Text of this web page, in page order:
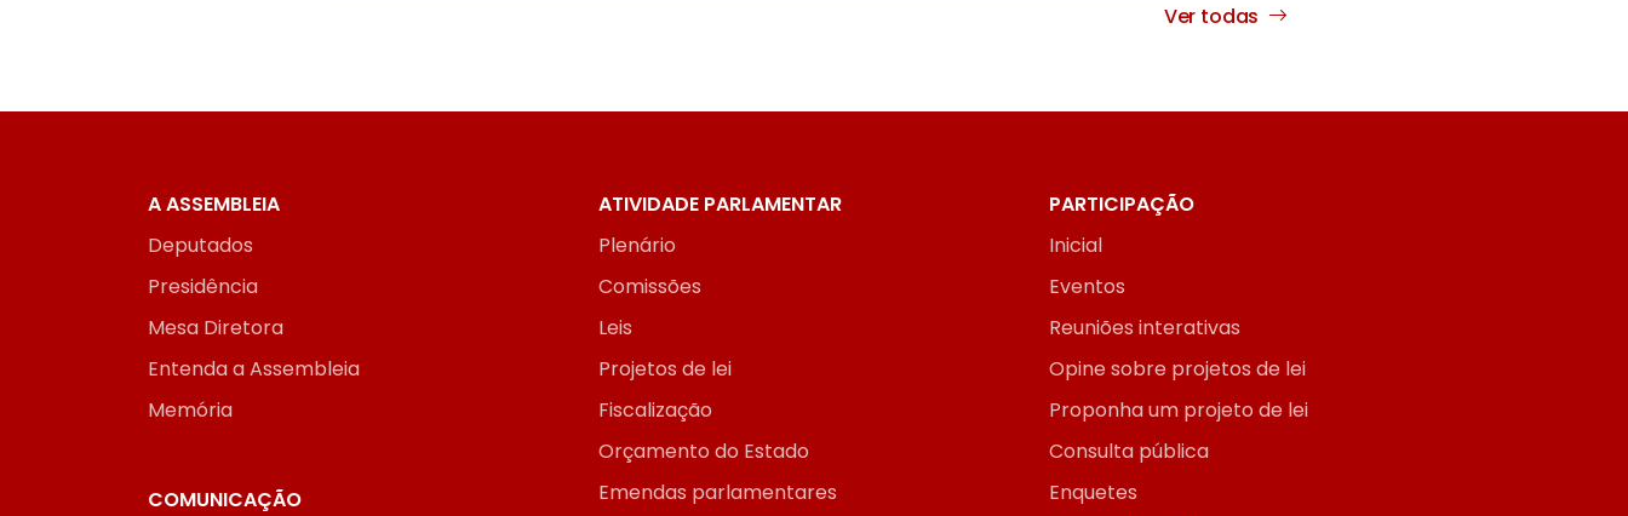
Ver todas
A ASSEMBLEIA
Deputados
Presidência
Mesa Diretora
Entenda a Assembleia
Memória
ATIVIDADE PARLAMENTAR
Plenário
Comissões
Leis
Projetos de lei
Fiscalização
Orçamento do Estado
Emendas parlamentares
PARTICIPAÇÃO
Inicial
Eventos
Reuniões interativas
Opine sobre projetos de lei
Proponha um projeto de lei
Consulta pública
Enquetes
COMUNICAÇÃO